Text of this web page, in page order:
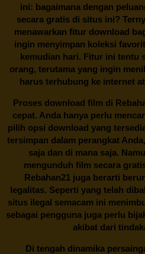
ini: bagaimana dengan
secara gratis di situs ini?
menawarkan fitur download
ingin menyimpan koleksi
kemudian hari. Fitur ini tentu
orang, terutama yang ingin
harus terhubung ke internet
Proses download film di
cepat. Anda hanya perlu
pilih opsi download yang
tersimpan dalam perangkat
saja dan di mana saja.
mengunduh film secara
Rebahan21 juga berarti
legalitas. Seperti yang telah
situs ilegal semacam ini
sebagai pengguna juga perlu
akibat dari
Di tengah dinamika